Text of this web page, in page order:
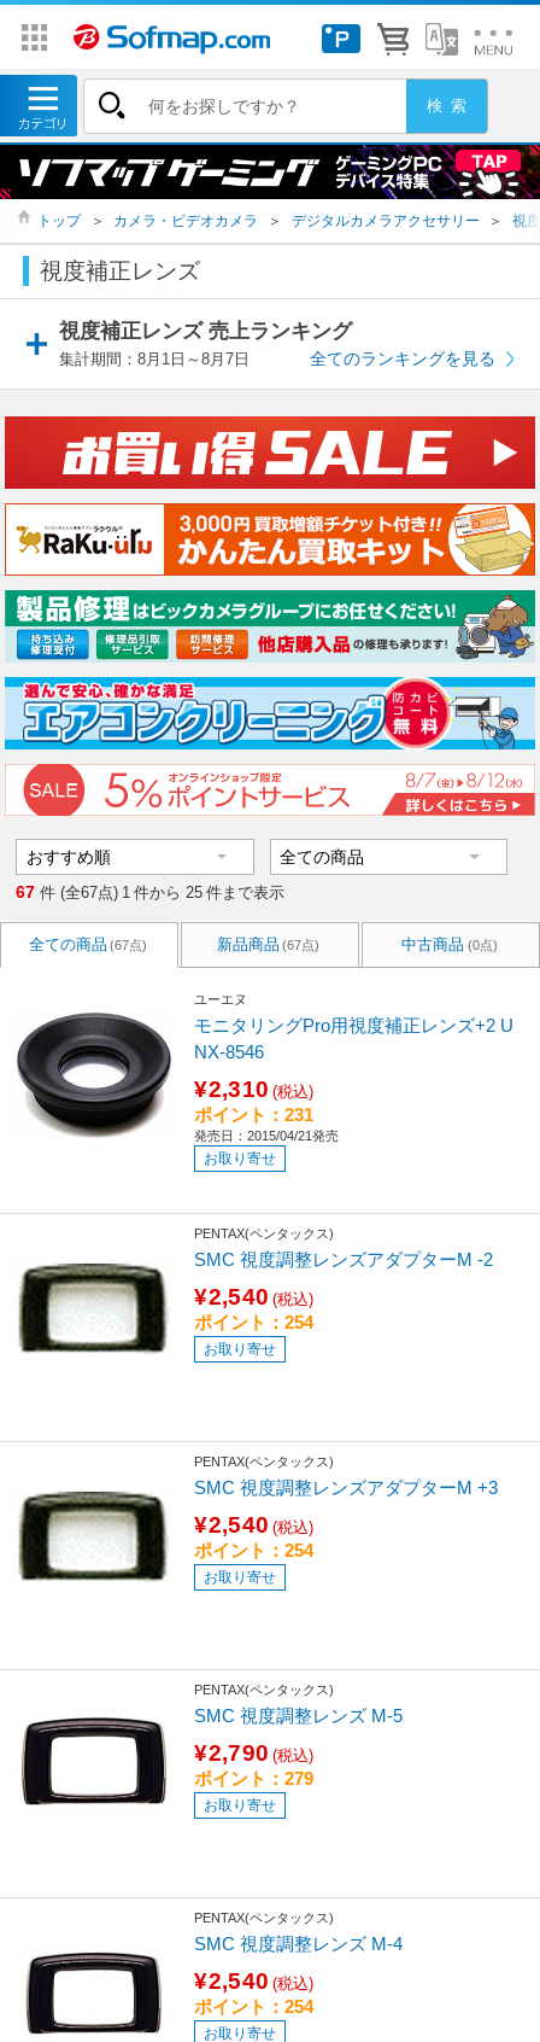
トップ ＞ カメラ・ビデオカメラ ＞ デジタルカメラアクセサリー ＞ 視
視度補正レンズ
視度補正レンズ 売上ランキング
集計期間：8月1日～8月7日 全てのランキングを見る
67 件 (全67点) 1 件から 25 件まで表示
全ての商品 (67点) 新品商品 (67点) 中古商品 (0点)
ユーエヌ
モニタリングPro用視度補正レンズ+2 U
NX-8546
¥2,310 (税込)
ポイント：231
発売日：2015/04/21発売
お取り寄せ
PENTAX(ペンタックス)
SMC 視度調整レンズアダプターM -2
¥2,540 (税込)
ポイント：254
お取り寄せ
PENTAX(ペンタックス)
SMC 視度調整レンズアダプターM +3
¥2,540 (税込)
ポイント：254
お取り寄せ
PENTAX(ペンタックス)
SMC 視度調整レンズ M-5
¥2,790 (税込)
ポイント：279
お取り寄せ
PENTAX(ペンタックス)
SMC 視度調整レンズ M-4
¥2,540 (税込)
ポイント：254
お取り寄せ